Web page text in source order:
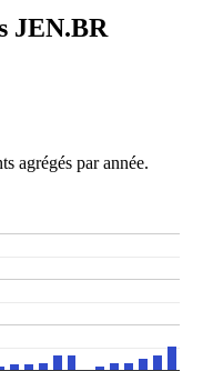
JEN.BR
agrégés par année.